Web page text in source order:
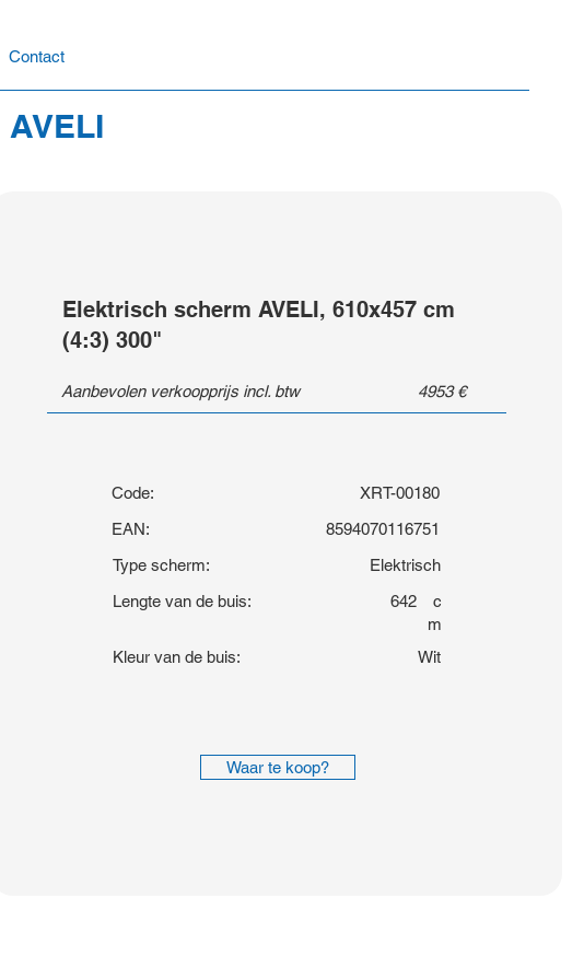
Contact
AVELI
Elektrisch scherm AVELI, 610x457 cm
(4:3) 300"
Aanbevolen verkoopprijs incl. btw 4953 €
Code:
XRT-00180
EAN:
8594070116751
Type scherm:
Elektrisch
Lengte van de buis:
642
c
m
Kleur van de buis:
Wit
Waar te koop?